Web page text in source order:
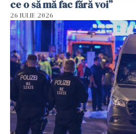
ce o să mă fac fără voi”
26 IULIE 2026